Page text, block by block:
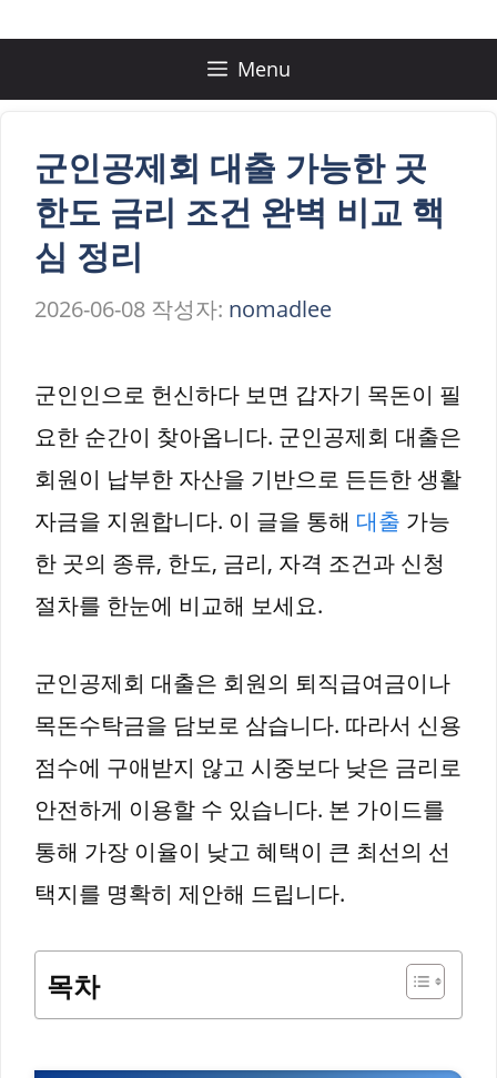
츠
Menu
군인공제회 대출 가능한 곳
한도 금리 조건 완벽 비교 핵
심 정리
2026-06-08 작성자: nomadlee
군인인으로 헌신하다 보면 갑자기 목돈이 필
요한 순간이 찾아옵니다. 군인공제회 대출은
회원이 납부한 자산을 기반으로 든든한 생활
자금을 지원합니다. 이 글을 통해 대출 가능
한 곳의 종류, 한도, 금리, 자격 조건과 신청
절차를 한눈에 비교해 보세요.
군인공제회 대출은 회원의 퇴직급여금이나
목돈수탁금을 담보로 삼습니다. 따라서 신용
점수에 구애받지 않고 시중보다 낮은 금리로
안전하게 이용할 수 있습니다. 본 가이드를
통해 가장 이율이 낮고 혜택이 큰 최선의 선
택지를 명확히 제안해 드립니다.
목차